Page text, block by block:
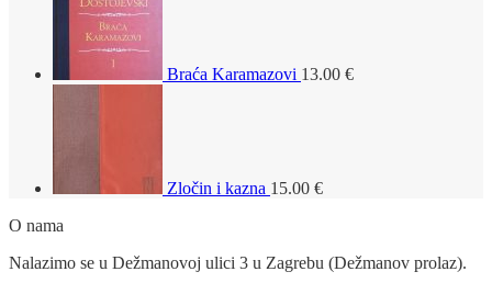
Braća Karamazovi 13.00 €
Zločin i kazna 15.00 €
O nama
Nalazimo se u Dežmanovoj ulici 3 u Zagrebu (Dežmanov prolaz).